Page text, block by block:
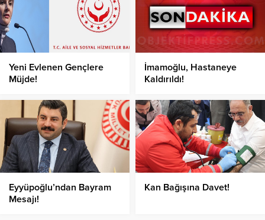
Yeni Evlenen Gençlere
Müjde!
İmamoğlu, Hastaneye
Kaldırıldı!
Eyyüpoğlu’ndan Bayram
Mesajı!
Kan Bağışına Davet!